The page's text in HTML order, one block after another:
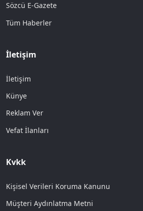
Sözcü E-Gazete
Tüm Haberler
İletişim
İletişim
Künye
Reklam Ver
Vefat İlanları
Kvkk
Kişisel Verileri Koruma Kanunu
Müşteri Aydınlatma Metni